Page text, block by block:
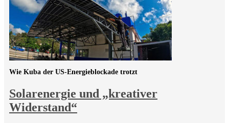
Solarenergie und „kreativer
Widerstand“
Wie Kuba der US-Energieblockade trotzt